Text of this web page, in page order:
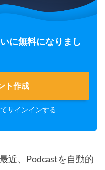
に無料になりまし
ト作成
サインインする
近、Podcastを自動的